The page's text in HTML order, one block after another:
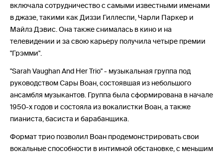
включала сотрудничество с самыми известными именами
в джазе, такими как Диззи Гиллеспи, Чарли Паркер и
Майлз Дэвис. Она также снималась в кино и на
телевидении и за свою карьеру получила четыре премии
"Грэмми".
"Sarah Vaughan And Her Trio" - музыкальная группа под
руководством Сары Воан, состоявшая из небольшого
ансамбля музыкантов. Группа была сформирована в начале
1950-х годов и состояла из вокалистки Воан, а также
пианиста, басиста и барабанщика.
Формат трио позволил Воан продемонстрировать свои
вокальные способности в интимной обстановке, с меньшим